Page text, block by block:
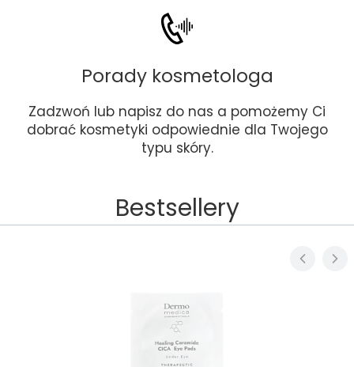
Porady kosmetologa
Zadzwoń lub napisz do nas a pomożemy Ci
dobrać kosmetyki odpowiednie dla Twojego
typu skóry.
Bestsellery